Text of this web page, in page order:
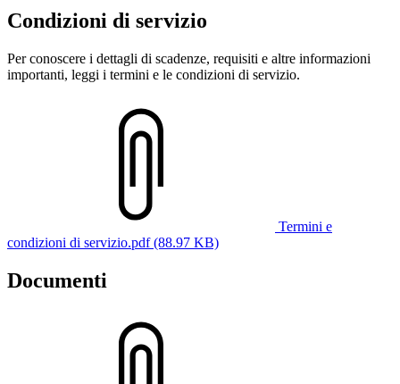
Condizioni di servizio
Per conoscere i dettagli di scadenze, requisiti e altre informazioni
importanti, leggi i termini e le condizioni di servizio.
Termini e
condizioni di servizio.pdf (88.97 KB)
Documenti